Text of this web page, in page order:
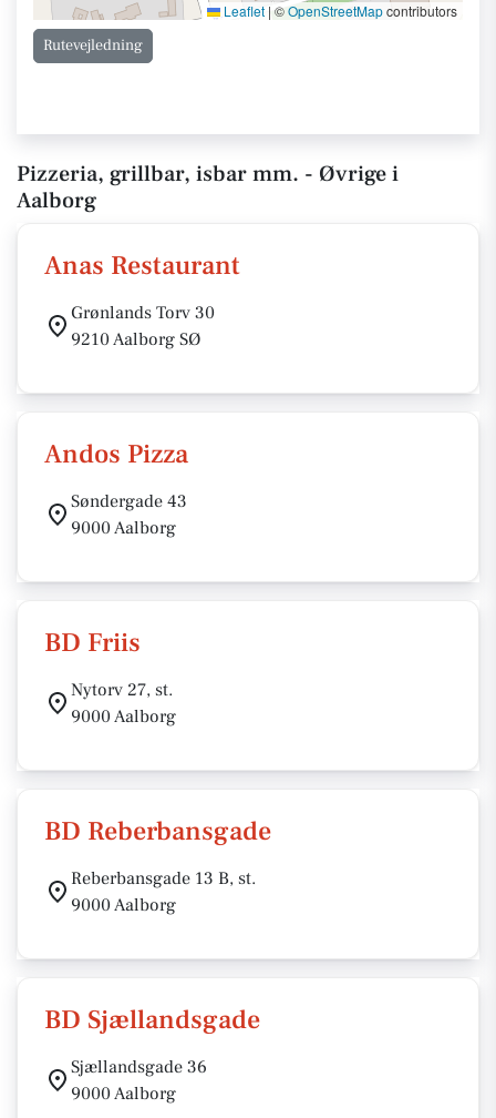
Leaflet |©OpenStreetMapcontributors
Rutevejledning
Pizzeria, grillbar, isbar mm. - Øvrige i
Aalborg
Anas Restaurant
Grønlands Torv 30
9210 Aalborg SØ
Andos Pizza
Søndergade 43
9000 Aalborg
BD Friis
Nytorv 27, st.
9000 Aalborg
BD Reberbansgade
Reberbansgade 13 B, st.
9000 Aalborg
BD Sjællandsgade
Sjællandsgade 36
9000 Aalborg